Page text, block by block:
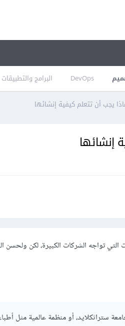
DevOps البرامج والتطبيقات
يجب أن تتعلم كيفية إنشائها
إنشائها
التي تواجه الشركات الكبيرة، لكن
ستراثكلايد، أو منظمة عالمية مثل